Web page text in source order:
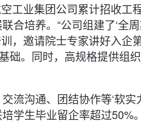
工业集团公司累计招收工
合培养。“公司组建了‘全
，邀请院士专家讲好入企
础。同时，高规格提供组
流沟通、团结协作等‘软实
学生毕业留企率超过50%。